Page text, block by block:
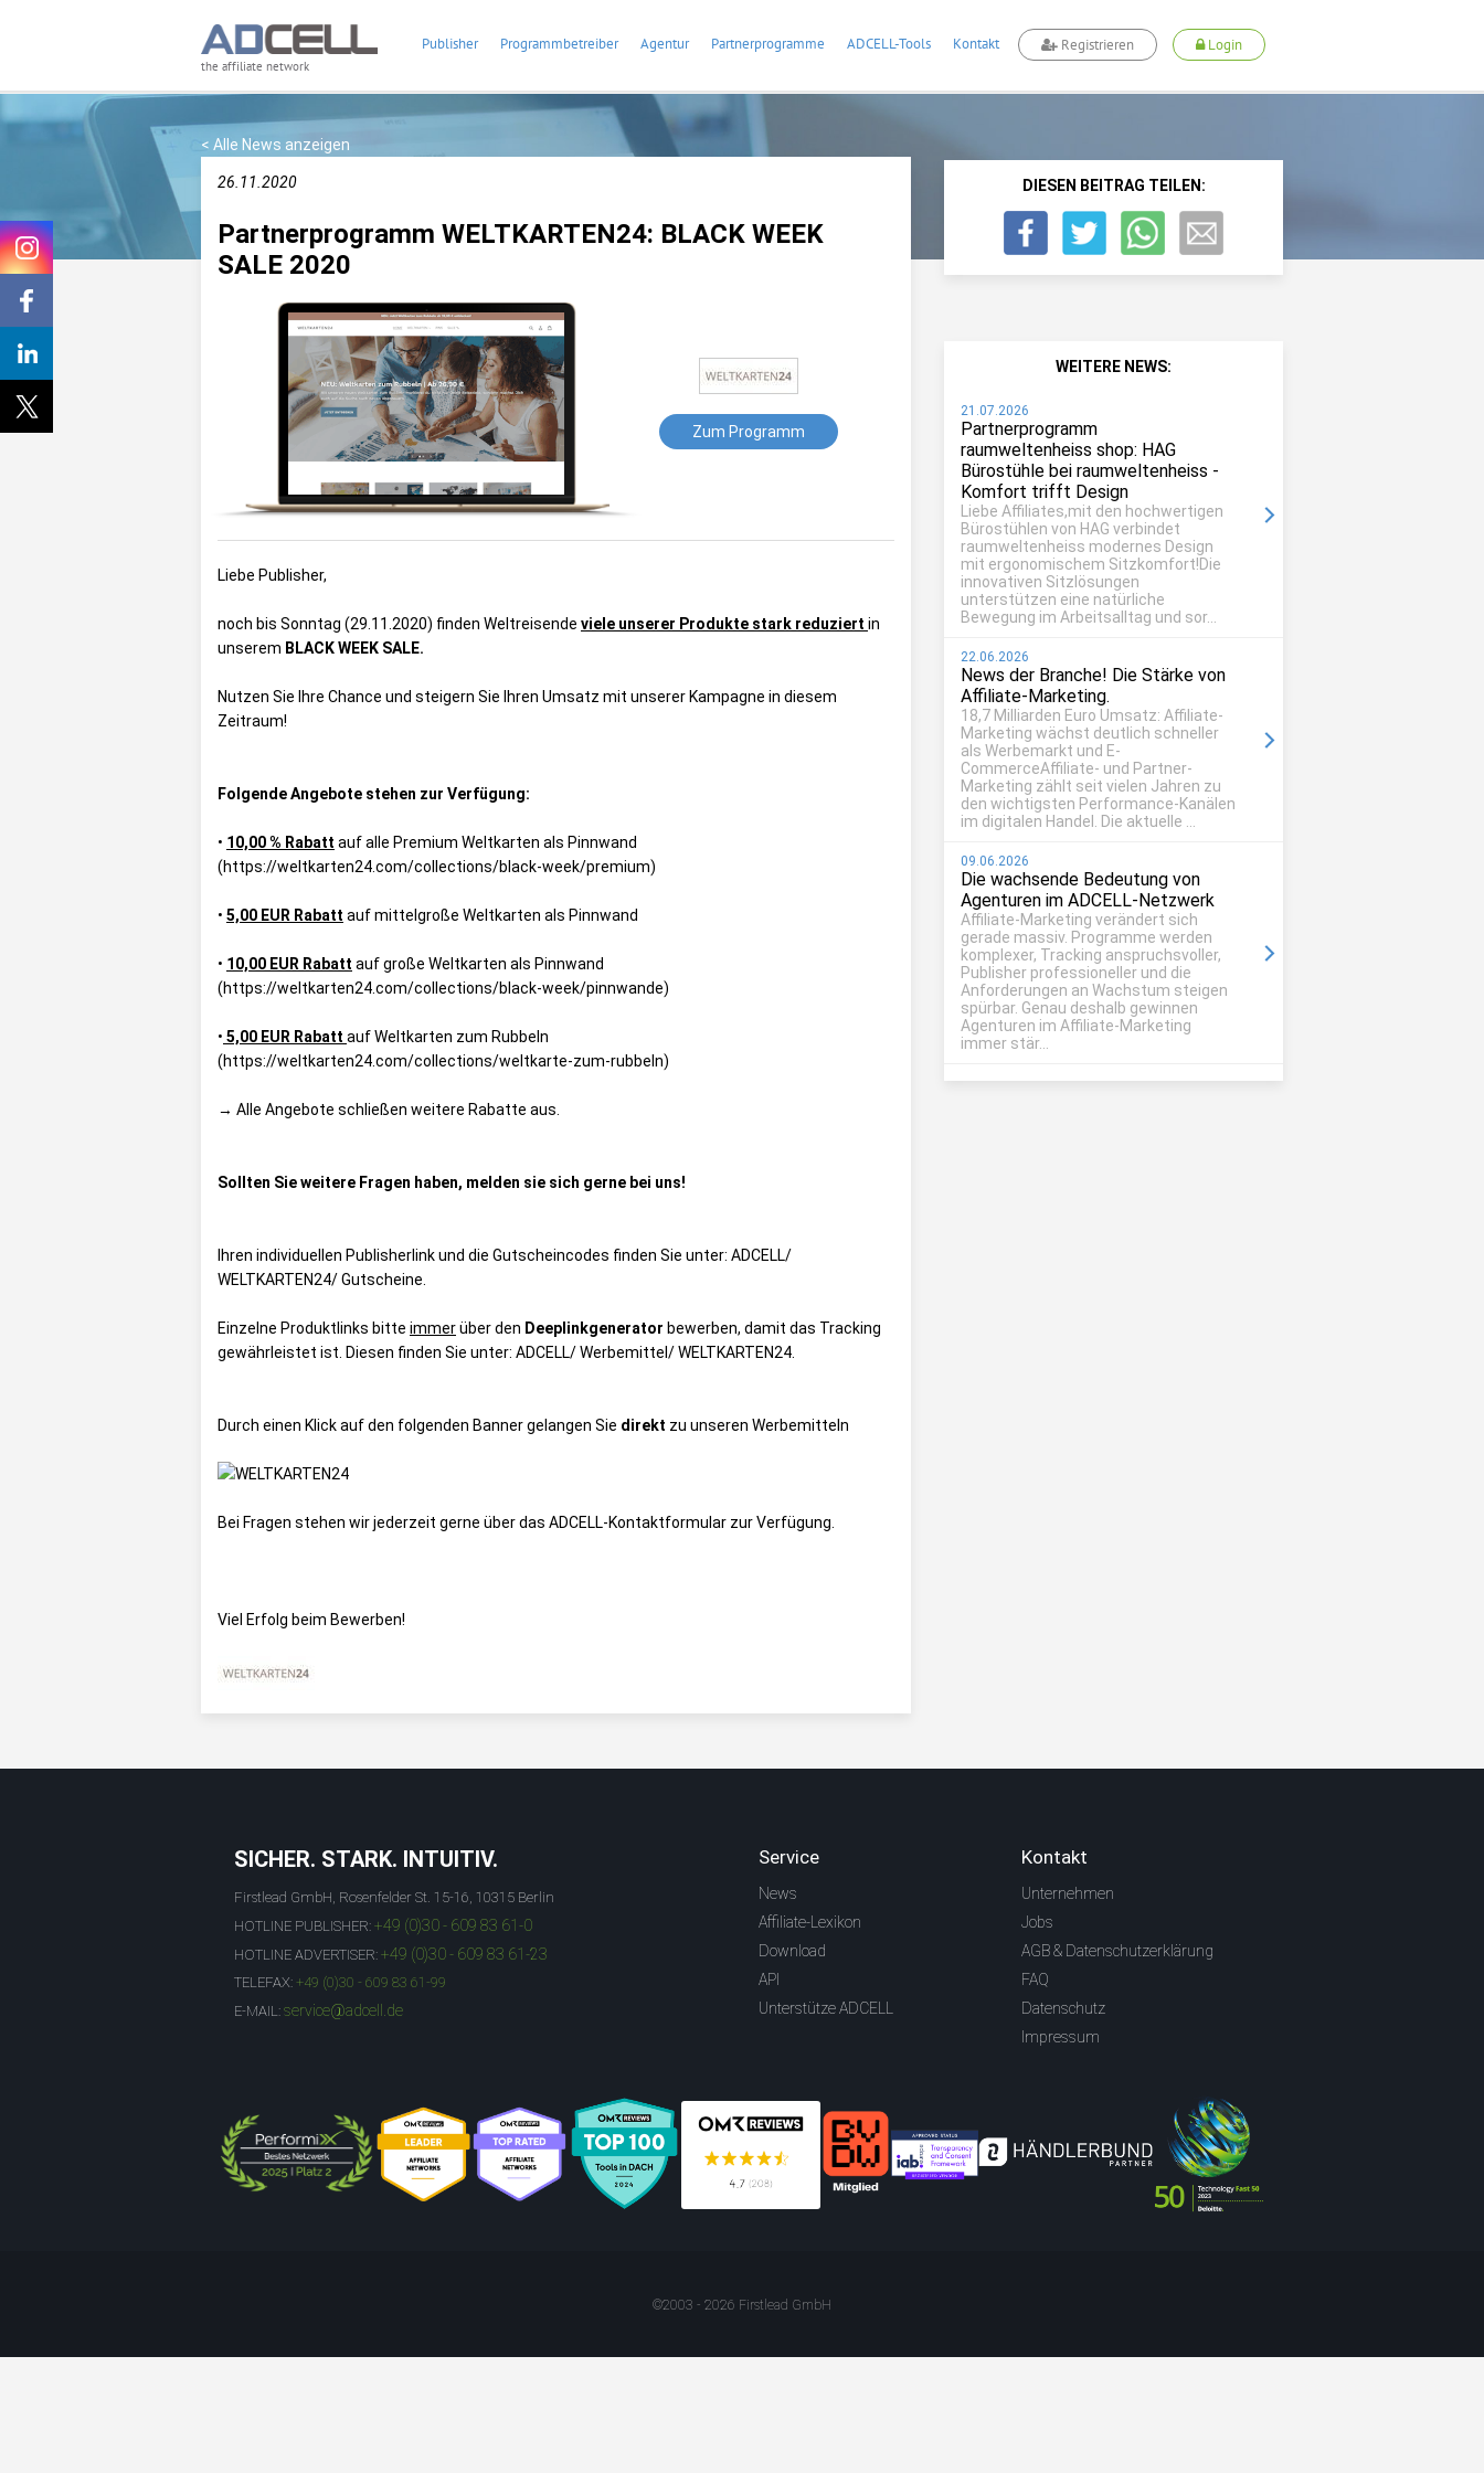
the affiliate network
Publisher Programmbetreiber Agentur Partnerprogramme ADCELL-Tools Kontakt Registrieren Login
< Alle News anzeigen
26.11.2020
Partnerprogramm WELTKARTEN24: BLACK WEEK
SALE 2020
Zum Programm
Liebe Publisher,
noch bis Sonntag (29.11.2020) finden Weltreisende viele unserer Produkte stark reduziert in
unserem BLACK WEEK SALE.
Nutzen Sie Ihre Chance und steigern Sie Ihren Umsatz mit unserer Kampagne in diesem
Zeitraum!
Folgende Angebote stehen zur Verfügung:
• 10,00 % Rabatt auf alle Premium Weltkarten als Pinnwand
(https://weltkarten24.com/collections/black-week/premium)
• 5,00 EUR Rabatt auf mittelgroße Weltkarten als Pinnwand
• 10,00 EUR Rabatt auf große Weltkarten als Pinnwand
(https://weltkarten24.com/collections/black-week/pinnwande)
• 5,00 EUR Rabatt auf Weltkarten zum Rubbeln
(https://weltkarten24.com/collections/weltkarte-zum-rubbeln)
→ Alle Angebote schließen weitere Rabatte aus.
Sollten Sie weitere Fragen haben, melden sie sich gerne bei uns!
Ihren individuellen Publisherlink und die Gutscheincodes finden Sie unter: ADCELL/
WELTKARTEN24/ Gutscheine
Einzelne Produktlinks bitte immerüber den Deeplinkgenerator bewerben, damit das Tracking
gewährleistet ist. Diesen finden Sie unter: ADCELL/ Werbemittel/ WELTKARTEN24
Durch einen Klick auf den folgenden Banner gelangen Sie direkt zu unseren Werbemitteln
Bei Fragen stehen wir jederzeit gerne über das ADCELL-Kontaktformular zur Verfügung.
Viel Erfolg beim Bewerben!
DIESEN BEITRAG TEILEN:
WEITERE NEWS:
21.07.2026
Partnerprogramm
raumweltenheiss shop: HAG
Bürostühle bei raumweltenheiss -
Komfort trifft Design
Liebe Affiliates,mit den hochwertigen
Bürostühlen von HAG verbindet
raumweltenheiss modernes Design
mit ergonomischem Sitzkomfort!Die
innovativen Sitzlösungen
unterstützen eine natürliche
Bewegung im Arbeitsalltag und sor...
22.06.2026
News der Branche! Die Stärke von
Affiliate-Marketing.
18,7 Milliarden Euro Umsatz: Affiliate-
Marketing wächst deutlich schneller
als Werbemarkt und E-
CommerceAffiliate- und Partner-
Marketing zählt seit vielen Jahren zu
den wichtigsten Performance-Kanälen
im digitalen Handel. Die aktuelle ...
09.06.2026
Die wachsende Bedeutung von
Agenturen im ADCELL-Netzwerk
Affiliate-Marketing verändert sich
gerade massiv. Programme werden
komplexer, Tracking anspruchsvoller,
Publisher professioneller und die
Anforderungen an Wachstum steigen
spürbar. Genau deshalb gewinnen
Agenturen im Affiliate-Marketing
immer stär...
SICHER. STARK. INTUITIV.
Firstlead GmbH, Rosenfelder St. 15-16, 10315 Berlin
HOTLINE PUBLISHER: +49 (0)30 - 609 83 61-0
HOTLINE ADVERTISER: +49 (0)30 - 609 83 61-23
TELEFAX: +49 (0)30 - 609 83 61-99
E-MAIL: service@adcell.de
Service
News
Affiliate-Lexikon
Download
API
Unterstütze ADCELL
Kontakt
Unternehmen
Jobs
AGB & Datenschutzerklärung
FAQ
Datenschutz
Impressum
©2003 - 2026 Firstlead GmbH